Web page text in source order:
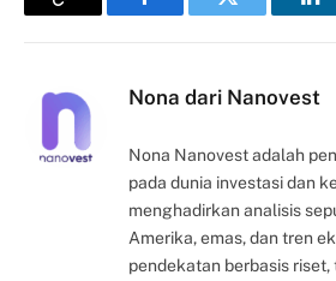
Copy
FacebookTwitter
Nona dari Nanovest
Nona Nanovest adalah
pada dunia investasi dan
menghadirkan analisis
Amerika, emas, dan tren
pendekatan berbasis